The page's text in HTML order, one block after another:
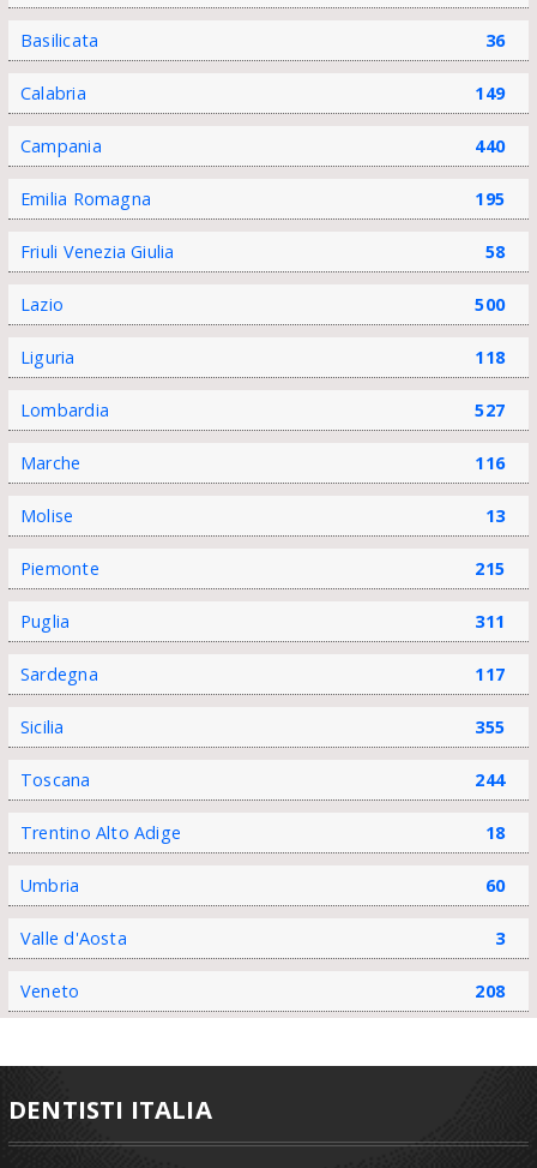
Basilicata 36
Calabria 149
Campania 440
Emilia Romagna 195
Friuli Venezia Giulia 58
Lazio 500
Liguria 118
Lombardia 527
Marche 116
Molise 13
Piemonte 215
Puglia 311
Sardegna 117
Sicilia 355
Toscana 244
Trentino Alto Adige 18
Umbria 60
Valle d'Aosta 3
Veneto 208
DENTISTI ITALIA